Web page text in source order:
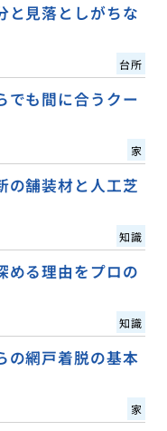
と見落としがちな
台所
でも間に合うクー
家
の舗装材と人工芝
知識
める理由をプロの
知識
の網戸着脱の基本
家